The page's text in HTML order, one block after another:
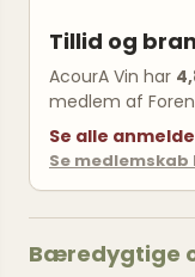
Tillid og
AcourA Vin har
medlem af
Se alle
Se
Bæredygtige